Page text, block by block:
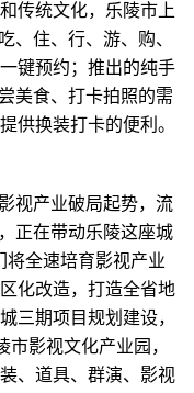
统文化，乐陵市上
、住、行、游、购、
键预约；推出的纯手
美食、打卡拍照的需
供换装打卡的便利。
视产业破局起势，流
正在带动乐陵这座城
将全速培育影视产业
化改造，打造全省地
三期项目规划建设，
市影视文化产业园，
、道具、群演、影视